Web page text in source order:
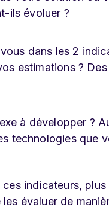
ils évoluer ?
dans les 2
estimations ?
à développer ?
technologies que
indicateurs,
évaluer de